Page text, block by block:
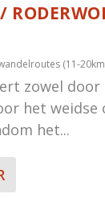
(11-
zowel door
het weidse
het...